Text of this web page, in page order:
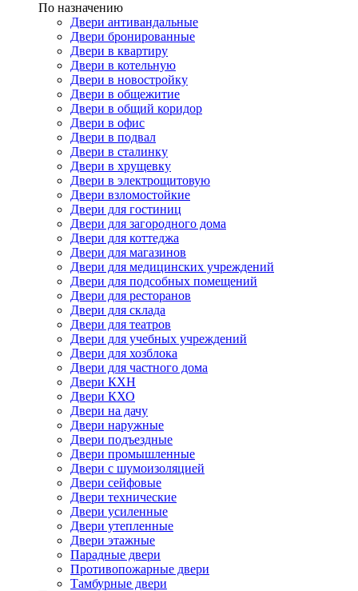
По назначению
Двери антивандальные
Двери бронированные
Двери в квартиру
Двери в котельную
Двери в новостройку
Двери в общежитие
Двери в общий коридор
Двери в офис
Двери в подвал
Двери в сталинку
Двери в хрущевку
Двери в электрощитовую
Двери взломостойкие
Двери для гостиниц
Двери для загородного дома
Двери для коттеджа
Двери для магазинов
Двери для медицинских учреждений
Двери для подсобных помещений
Двери для ресторанов
Двери для склада
Двери для театров
Двери для учебных учреждений
Двери для хозблока
Двери для частного дома
Двери КХН
Двери КХО
Двери на дачу
Двери наружные
Двери подъездные
Двери промышленные
Двери с шумоизоляцией
Двери сейфовые
Двери технические
Двери усиленные
Двери утепленные
Двери этажные
Парадные двери
Противопожарные двери
Тамбурные двери